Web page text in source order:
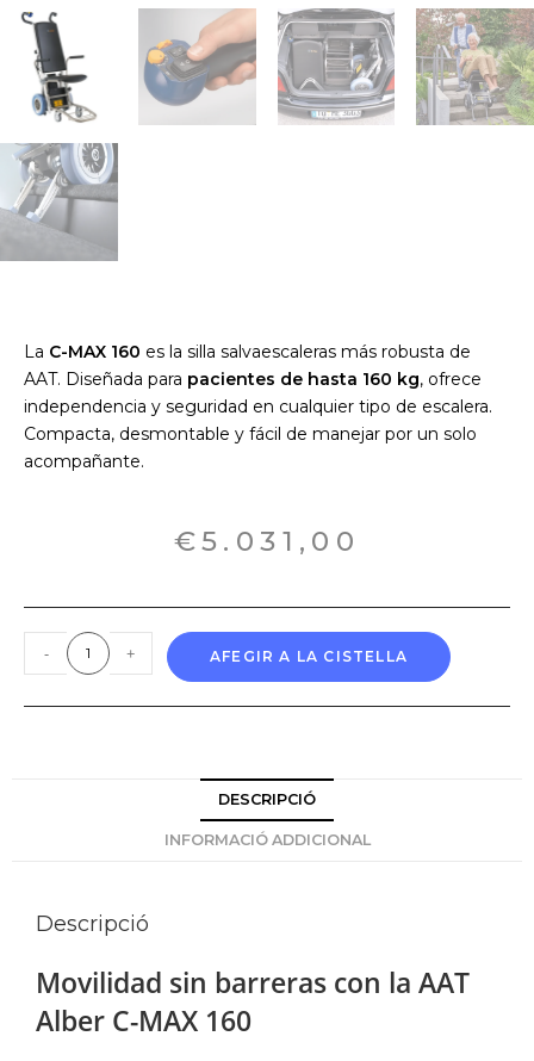
La C-MAX 160 es la silla salvaescaleras más robusta de
AAT. Diseñada para pacientes de hasta 160 kg, ofrece
independencia y seguridad en cualquier tipo de escalera.
Compacta, desmontable y fácil de manejar por un solo
acompañante.
€5.031,00
- + AFEGIR A LA CISTELLA
DESCRIPCIÓ
INFORMACIÓ ADDICIONAL
Descripció
Movilidad sin barreras con la AAT
Alber C-MAX 160